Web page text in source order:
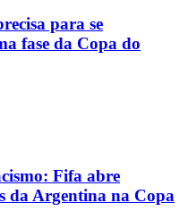
para se
fase da Copa do
Fifa abre
da Argentina na Copa